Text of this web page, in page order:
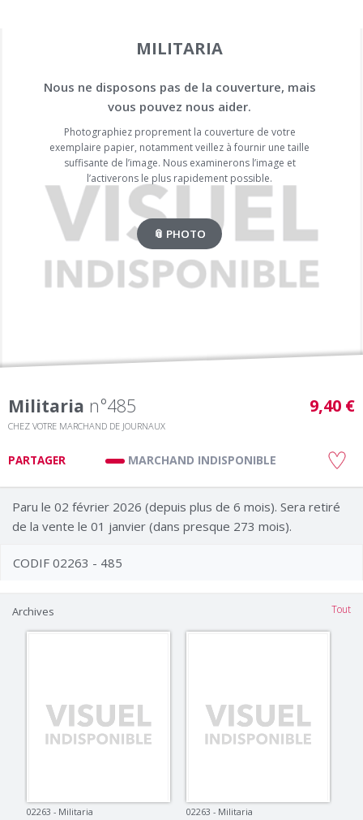
MILITARIA
Nous ne disposons pas de la couverture, mais
vous pouvez nous aider.
Photographiez proprement la couverture de votre
exemplaire papier, notamment veillez à fournir une taille
suffisante de l’image. Nous examinerons l’image et
l’activerons le plus rapidement possible.
📎 PHOTO
Militaria n°485
CHEZ VOTRE MARCHAND DE JOURNAUX
9,40 €
PARTAGER MARCHAND INDISPONIBLE
Paru le 02 février 2026 (depuis plus de 6 mois). Sera retiré
de la vente le 01 janvier (dans presque 273 mois).
CODIF 02263 - 485
Archives Tout
02263 - Militaria 02263 - Militaria